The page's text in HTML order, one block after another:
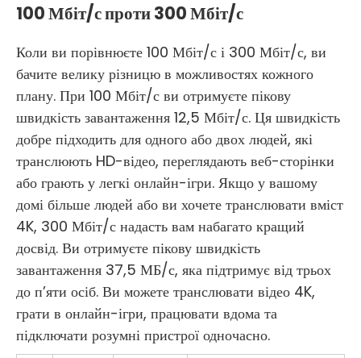
100 Мбіт/с проти 300 Мбіт/с
Коли ви порівнюєте 100 Мбіт/с і 300 Мбіт/с, ви
бачите велику різницю в можливостях кожного
плану. При 100 Мбіт/с ви отримуєте пікову
швидкість завантаження 12,5 Мбіт/с. Ця швидкість
добре підходить для одного або двох людей, які
транслюють HD-відео, переглядають веб-сторінки
або грають у легкі онлайн-ігри. Якщо у вашому
домі більше людей або ви хочете транслювати вміст
4K, 300 Мбіт/с надасть вам набагато кращий
досвід. Ви отримуєте пікову швидкість
завантаження 37,5 МБ/с, яка підтримує від трьох
до п’яти осіб. Ви можете транслювати відео 4K,
грати в онлайн-ігри, працювати вдома та
підключати розумні пристрої одночасно.